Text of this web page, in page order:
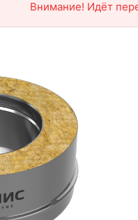
Внимание! Идёт